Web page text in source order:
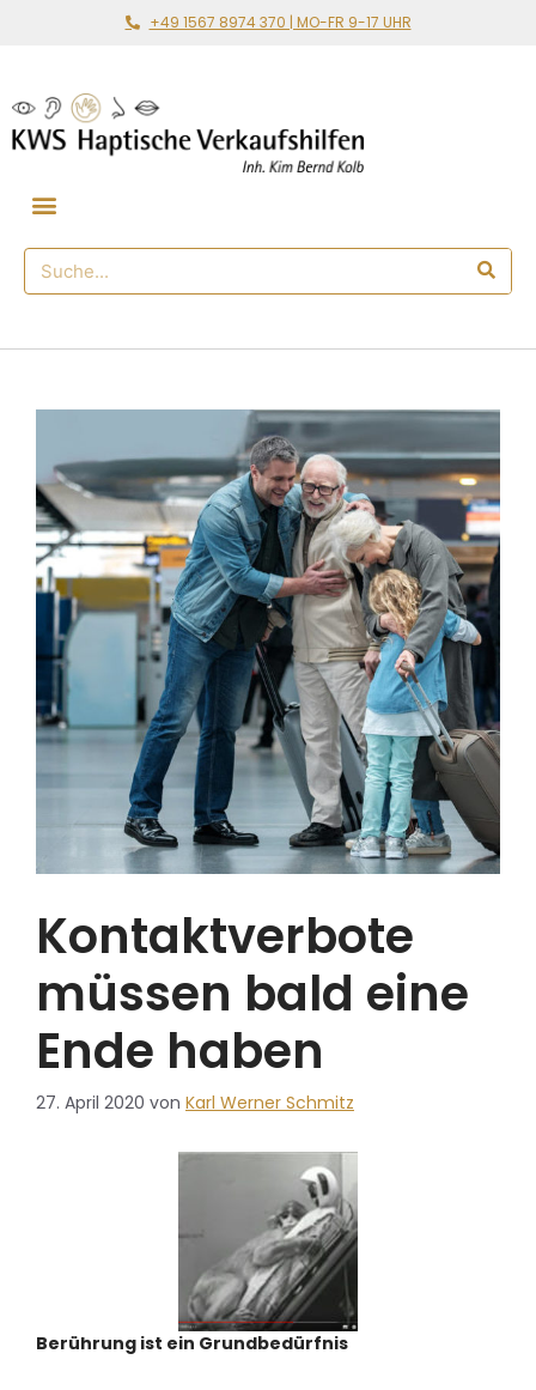
+49 1567 8974 370 | MO-FR 9-17 UHR
Kontaktverbote
müssen bald eine
Ende haben
27. April 2020 von Karl Werner Schmitz
Berührung ist ein Grundbedürfnis